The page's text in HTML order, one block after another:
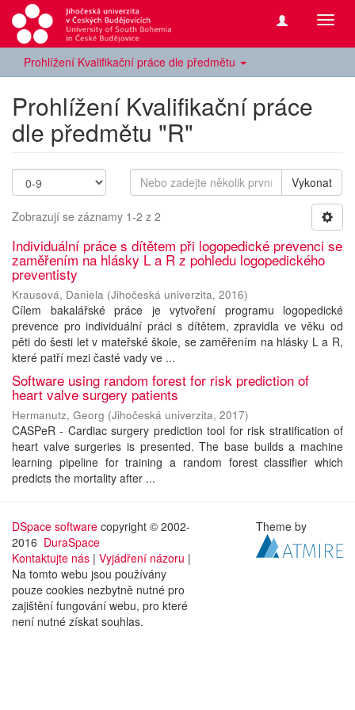
Prohlížení Kvalifikační práce dle předmětu
Prohlížení Kvalifikační práce
dle předmětu "R"
Vykonat
Zobrazují se záznamy 1-2 z 2
Individuální práce s dítětem při logopedické prevenci se
zaměřením na hlásky L a R z pohledu logopedického
preventisty
Krausová, Daniela (Jihočeská univerzita, 2016)
Cílem bakalářské práce je vytvoření programu logopedické
prevence pro individuální práci s dítětem, zpravidla ve věku od
pěti do šesti let v mateřské škole, se zaměřením na hlásky L a R,
které patří mezi časté vady ve ...
Software using random forest for risk prediction of
heart valve surgery patients
Hermanutz, Georg (Jihočeská univerzita, 2017)
CASPeR - Cardiac surgery prediction tool for risk stratification of
heart valve surgeries is presented. The base builds a machine
learning pipeline for training a random forest classifier which
predicts the mortality after ...
DSpace software copyright © 2002-
2016 DuraSpace
Kontaktujte nás | Vyjádření názoru |
Na tomto webu jsou používány
pouze cookies nezbytně nutné pro
zajištění fungování webu, pro které
není nutné získat souhlas.
Theme by